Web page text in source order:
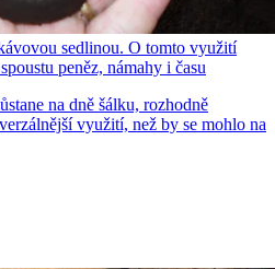
sedlinou. O tomto využití
peněz, námahy i času
na dně šálku, rozhodně
využití, než by se mohlo na